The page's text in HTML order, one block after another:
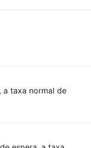
a taxa normal de